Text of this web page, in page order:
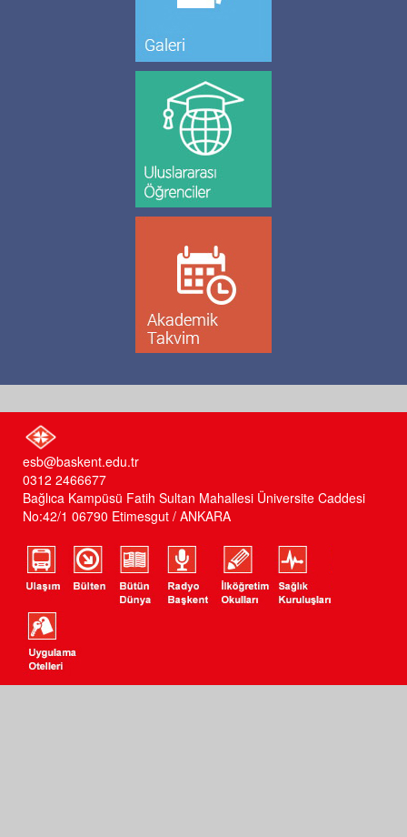
esb@baskent.edu.tr
0312 2466677
Bağlıca Kampüsü Fatih Sultan Mahallesi Üniversite Caddesi
No:42/1 06790 Etimesgut / ANKARA